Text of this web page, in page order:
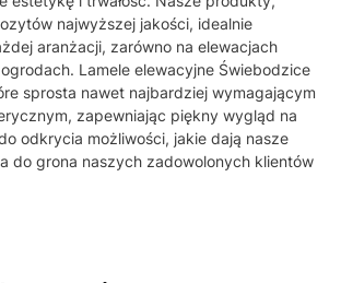
najwyższej jakości, idealnie
aranżacji, zarówno na elewacjach
Lamele elewacyjne Świebodzice
sprosta nawet najbardziej wymagającym
zapewniając piękny wygląd na
odkrycia możliwości, jakie dają nasze
do grona naszych zadowolonych klientów